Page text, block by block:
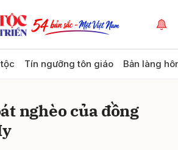
Tín ngưỡng tôn giáo Bản làng
nghèo của đồng